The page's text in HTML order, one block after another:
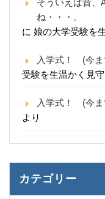
そういえば昔、
ね・・・。
に 娘の大学受験を
入学式！ (今ま
受験を生温かく見
入学式！ (今ま
より
カテゴリー